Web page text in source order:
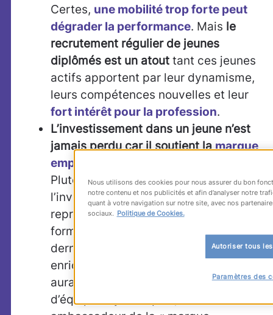
Certes, une mobilité trop forte peut
dégrader la performance. Mais le
recrutement régulier de jeunes
diplômés est un atout tant ces jeunes
actifs apportent par leur dynamisme,
leurs compétences nouvelles et leur
fort intérêt pour la profession.
L’investissement dans un jeune n’est
jamais perdu car il soutient lamarque
employeur
Plutôt que de considérer
l’investissement «à perte » que
représenterait le départ d’un jeune
formé par Atos, il estime que ce
dernier, ayant vécu une expérience
enrichissante au cours de laquelle il
aura appris, innové et évolué au sein
d’équipes dynamiques, sera un bon
Nous utilisons des cookies pour nous assurer du bon
notre contenu et nos publicités et afin d’analyser notre
quant à votre navigation sur notre site, avec nos
sociaux. Politique de Cookies.
Autoriser tous
Paramètres des